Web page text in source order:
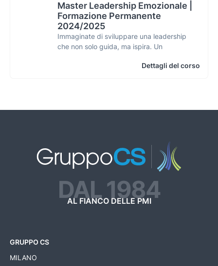
Master Leadership Emozionale |
Formazione Permanente
2024/2025
Immaginate di sviluppare una leadership
che non solo guida, ma ispira. Un
Dettagli del corso
DAL 1984
AL FIANCO DELLE PMI
GRUPPO CS
MILANO